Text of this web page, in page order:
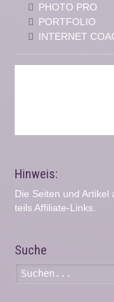
PHOTO PRO
PORTFOLIO
INTERNET
Hinweis:
Die Seiten und
teils Affiliate-Links.
Suche